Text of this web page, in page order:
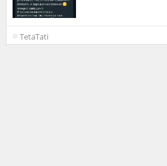
TetaTati